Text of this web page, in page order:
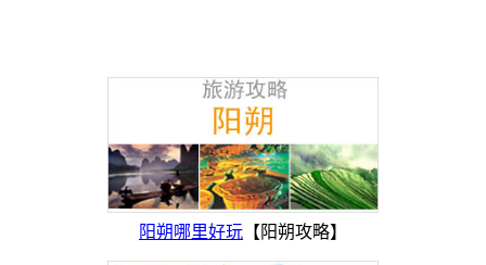
阳朔哪里好玩 【阳朔攻略】